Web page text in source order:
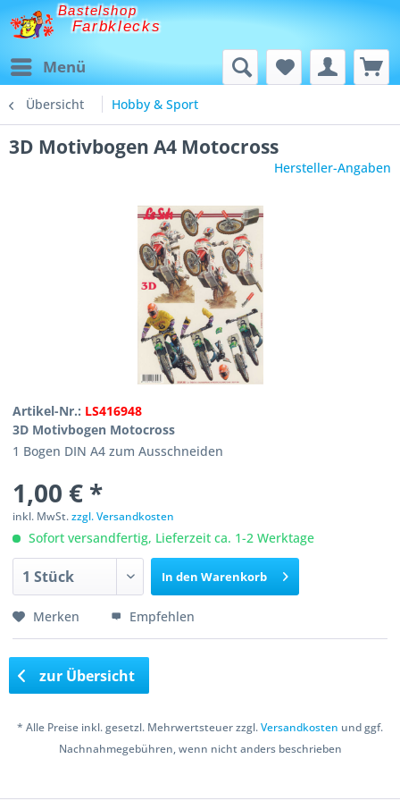
Bastelshop
Farbklecks
Menü
Übersicht Hobby & Sport
3D Motivbogen A4 Motocross
Hersteller-Angaben
Artikel-Nr.: LS416948
3D Motivbogen Motocross
1 Bogen DIN A4 zum Ausschneiden
1,00 € *
inkl. MwSt.zzgl. Versandkosten
Sofort versandfertig, Lieferzeit ca. 1-2 Werktage
In den Warenkorb
Merken Empfehlen
zur Übersicht
* Alle Preise inkl. gesetzl. Mehrwertsteuer zzgl.Versandkosten und ggf.
Nachnahmegebühren, wenn nicht anders beschrieben